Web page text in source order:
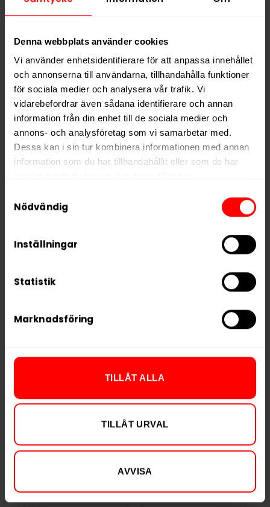
Denna webbplats använder cookies
Vi använder enhetsidentifierare för att anpassa innehållet
och annonserna till användarna, tillhandahålla funktioner
för sociala medier och analysera vår trafik. Vi
vidarebefordrar även sådana identifierare och annan
information från din enhet till de sociala medier och
annons- och analysföretag som vi samarbetar med.
Dessa kan i sin tur kombinera informationen med annan
information som du har tillhandahållit eller som de har
We work with
who may receive and
Nödvändig
Inställningar
Statistik
Marknadsföring
TILLÅT ALLA
TILLÅT URVAL
AVVISA
PRODUKTINFORMATION
Typ
Nikotinfritt Snus
Smak
Mint
Format
Slim
Vikt per dosa
14 g
Portioner per dosa
20
Varumärke
RELATERADE PRODUKTER
LEWA Focus